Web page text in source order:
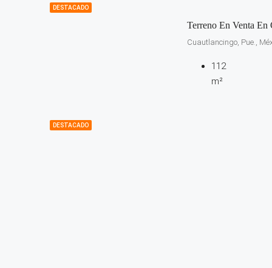
DESTACADO
Terreno En Venta
Cuautlancingo, Pue.,
112
m²
DESTACADO